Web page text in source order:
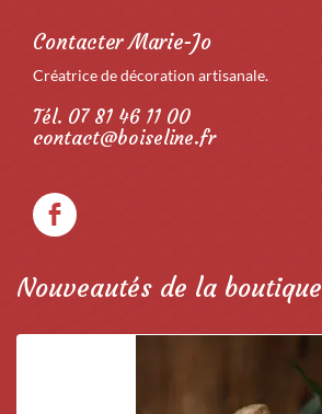
Contacter Marie-Jo
Créatrice de décoration artisanale.
Tél. 07 81 46 11 00
contact@boiseline.fr
Nouveautés de la boutique